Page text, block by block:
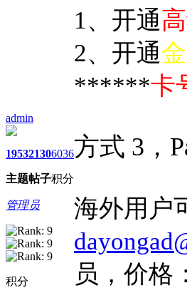
admin
1953
主题
2130
帖子
6036
积分
管理员
积分
1、开通
2、开通
******卡
方式 3，
海外用户
员，价格